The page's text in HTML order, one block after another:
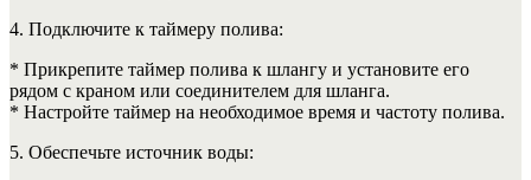
4. Подключите к таймеру полива:
* Прикрепите таймер полива к шлангу и установите его
рядом с краном или соединителем для шланга.
* Настройте таймер на необходимое время и частоту полива.
5. Обеспечьте источник воды: